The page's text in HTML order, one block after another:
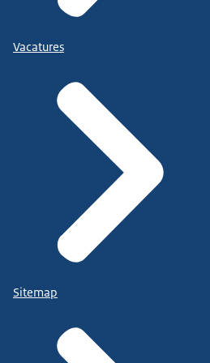
Vacatures
Sitemap